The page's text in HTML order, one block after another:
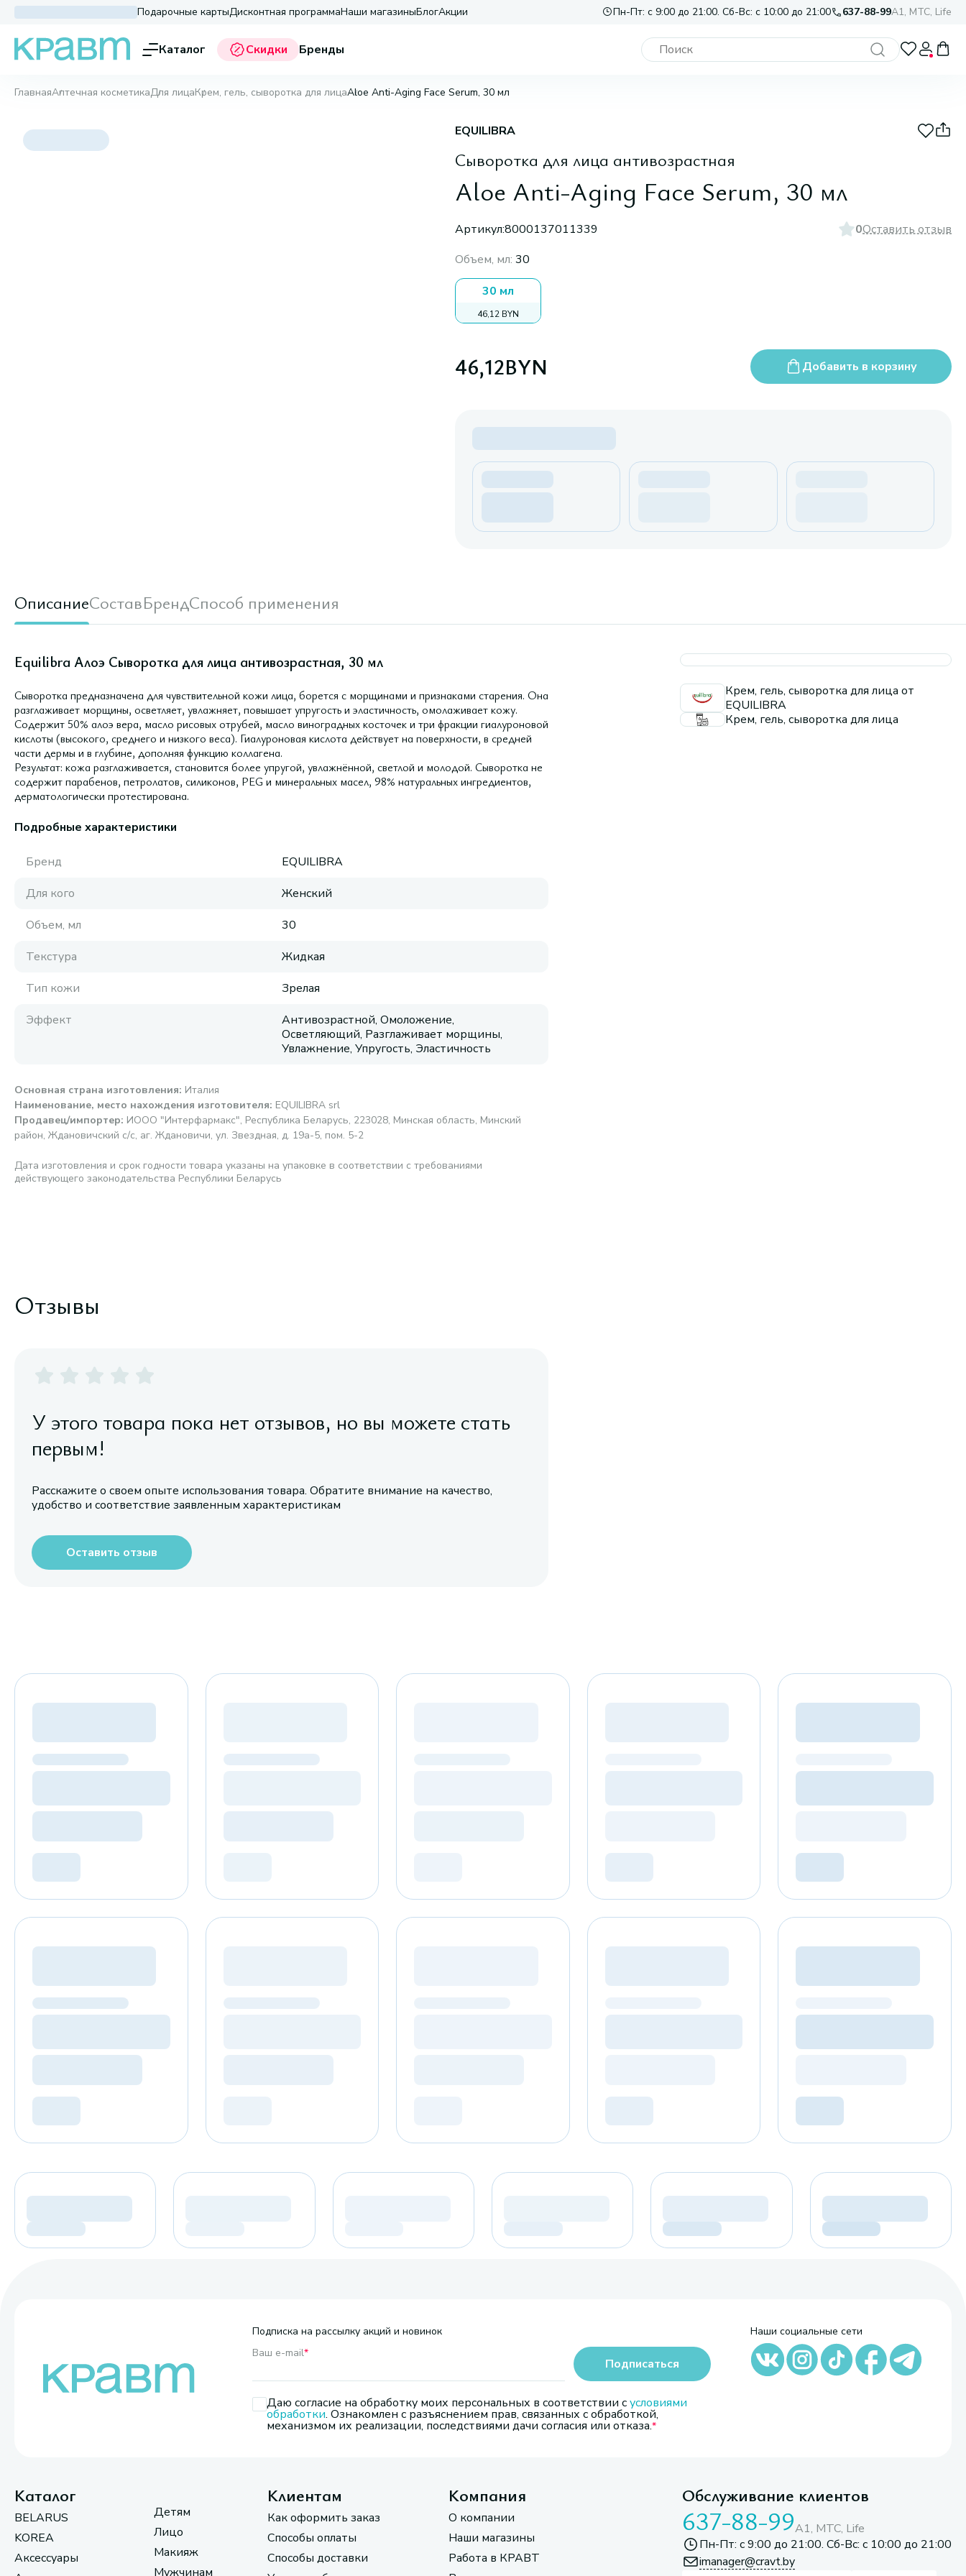
Подарочные картыДисконтная программаНаши магазиныБлогАкции Пн-Пт: с 9:00 до 21:00. Сб-Вс: с 10:00 до 21:00 637-88-99A1, МТС, Life
Каталог Скидки Бренды
ГлавнаяАптечная косметикаДля лицаКрем, гель, сыворотка для лицаAloe Anti-Aging Face Serum, 30 мл
EQUILIBRA
Сыворотка для лица антивозрастная
Aloe Anti-Aging Face Serum, 30 мл
Артикул:8000137011339 0Оставить отзыв
Объем, мл: 30
30 мл
46,12 BYN
46,12BYN Добавить в корзину
ОписаниеСоставБрендСпособ применения
Equilibra Алоэ Сыворотка для лица антивозрастная, 30 мл
Сыворотка предназначена для чувствительной кожи лица, борется с морщинами и признаками старения. Она
разглаживает морщины, осветляет, увлажняет, повышает упругость и эластичность, омолаживает кожу.
Содержит 50% алоэ вера, масло рисовых отрубей, масло виноградных косточек и три фракции гиалуроновой
кислоты (высокого, среднего и низкого веса). Гиалуроновая кислота действует на поверхности, в средней
части дермы и в глубине, дополняя функцию коллагена.
Результат: кожа разглаживается, становится более упругой, увлажнённой, светлой и молодой. Сыворотка не
содержит парабенов, петролатов, силиконов, PEG и минеральных масел, 98% натуральных ингредиентов,
дерматологически протестирована.
Подробные характеристики
Бренд
EQUILIBRA
Для кого
Женский
Объем, мл
30
Текстура
Жидкая
Тип кожи
Зрелая
Эффект
Антивозрастной, Омоложение,
Осветляющий, Разглаживает морщины,
Увлажнение, Упругость, Эластичность
Основная страна изготовления: Италия
Наименование, место нахождения изготовителя: EQUILIBRA srl
Продавец/импортер: ИООО "Интерфармакс", Республика Беларусь, 223028, Минская область, Минский
район, Ждановичский с/с, аг. Ждановичи, ул. Звездная, д. 19а-5, пом. 5-2
Дата изготовления и срок годности товара указаны на упаковке в соответствии с требованиями
действующего законодательства Республики Беларусь
Крем, гель, сыворотка для лица от
EQUILIBRA
Крем, гель, сыворотка для лица
Отзывы
У этого товара пока нет отзывов, но вы можете стать
первым!
Расскажите о своем опыте использования товара. Обратите внимание на качество,
удобство и соответствие заявленным характеристикам
Оставить отзыв
Подписка на рассылку акций и новинок
Ваш e-mail*
Даю согласие на обработку моих персональных в соответствии сусловиями
обработки. Ознакомлен с разъяснением прав, связанных с обработкой,
механизмом их реализации, последствиями дачи согласия или отказа.
Подписаться
Наши социальные сети
Каталог
BELARUS
KOREA
Аксессуары
Детям
Лицо
Макияж
Мужчинам
Клиентам
Как оформить заказ
Способы оплаты
Способы доставки
Компания
О компании
Наши магазины
Работа в КРАВТ
Обслуживание клиентов
637-88-99A1, МТС, Life
Пн-Пт: с 9:00 до 21:00. Сб-Вс: с 10:00 до 21:00
imanager@cravt.by